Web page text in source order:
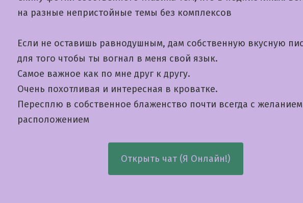
на разные непристойные темы без комплексов
Если не оставишь равнодушным, дам собственную вкусную
для того чтобы ты вогнал в меня свой язык.
Самое важное как по мне друг к другу.
Очень похотливая и интересная в кроватке.
Пересплю в собственное блаженство почти всегда с
расположением
Открыть чат (Я Онлайн!)